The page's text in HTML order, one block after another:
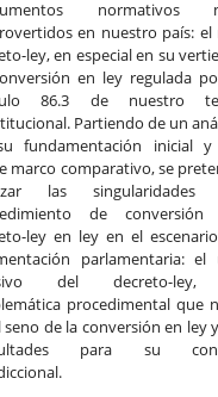
normativos
en nuestro país: el
ley, en especial en su
en ley regulada
86.3 de nuestro
Partiendo de un
fundamentación inicial
marco comparativo, se
las singularidades
de conversión
ley en ley en el
parlamentaria: el
del decreto-
procedimental que
seno de la conversión en ley
para su